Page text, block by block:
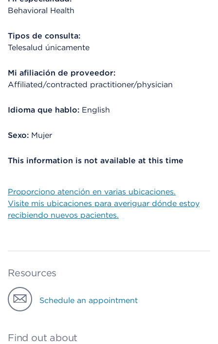
Behavioral Health
Tipos de consulta:
Telesalud únicamente
Mi afiliación de proveedor:
Affiliated/contracted practitioner/physician
Idioma que hablo: English
Sexo: Mujer
This information is not available at this time
Proporciono atención en varias ubicaciones.
Visite mis ubicaciones para averiguar dónde estoy
recibiendo nuevos pacientes.
Resources
Schedule an appointment
Find out about